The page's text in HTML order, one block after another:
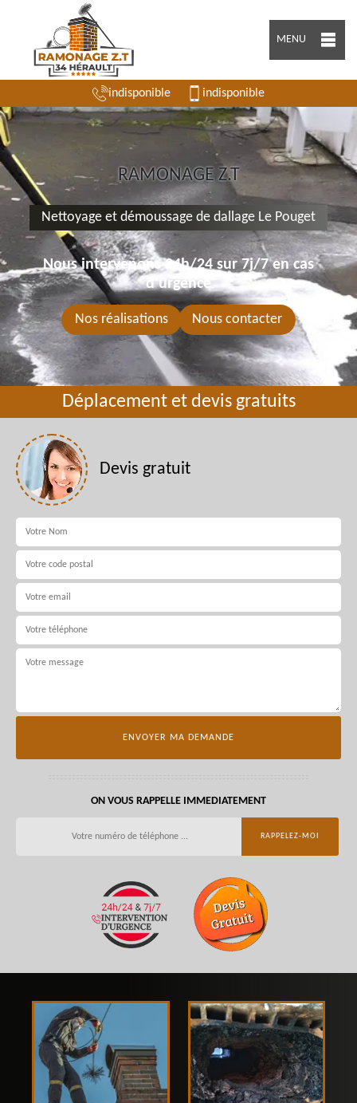
MENU
indisponible indisponible
RAMONAGE Z.T
Nettoyage et démoussage de dallage Le Pouget
Nous intervenons 24h/24 sur 7j/7 en cas
d'urgence
Nos réalisations Nous contacter
Déplacement et devis gratuits
Devis gratuit
ON VOUS RAPPELLE IMMEDIATEMENT